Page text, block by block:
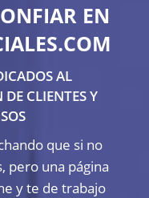
EN
AL
CLIENTES Y
que si no
pero una página
y te de trabajo